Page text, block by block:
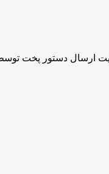
ارسال دستور پخت